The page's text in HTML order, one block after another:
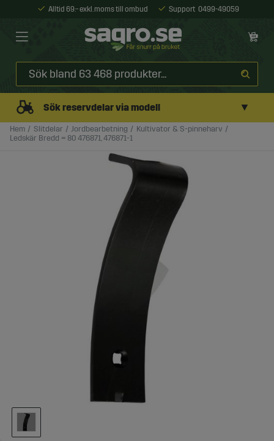
Alltid 69:- exkl. moms till ombud Support 0499-49059
Sök reservdelar via modell ▼
Hem Slitdelar Jordbearbetning
Kultivator & S-pinneharv
Ledskär Bredd = 80 476871, 476871-1